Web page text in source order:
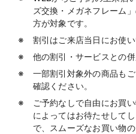
ズ交換・メガネフレーム
方が対象です。
割引はご来店当日にお使い
他の割引・サービスとの併
一部割引対象外の商品も
確認ください。
ご予約なしで自由にお買
によってはお待たせして
で、スムーズなお買い物